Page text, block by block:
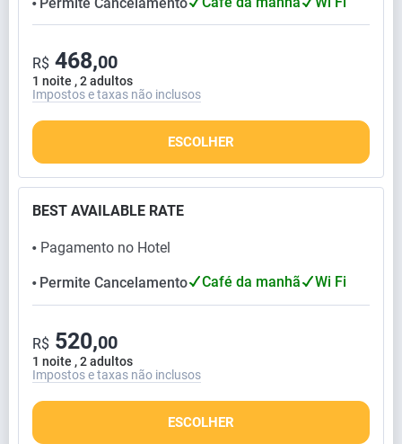
⬤
1 noite , 2 adultos
R$ 468,00
Impostos e taxas não inclusos
ESCOLHER
BEST AVAILABLE RATE
⬤ Pagamento no Hotel
⬤ Permite Cancelamento Café da manhã Wi Fi
1 noite , 2 adultos
R$ 520,00
Impostos e taxas não inclusos
ESCOLHER